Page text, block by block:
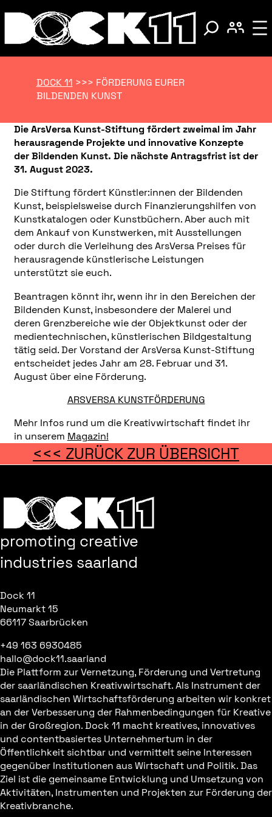
DOCK 11 >>> FÖRDERUNG EURER
BILDENDEN KUNST
Die ArsVersa Kunst-Stiftung fördert zweimal im Jahr
herausragende Projekte und innovative Konzepte
der Bildenden Kunst. Die nächste Antragsfrist ist der
31. August 2023.
Die Stiftung fördert Künstler:innen der Bildenden
Kunst, beispielsweise durch Finanzierungshilfen von
Kunstkatalogen oder Kunstbüchern. Aber auch mit
dem Ankauf von Kunstwerken, mit Ausstellungen
oder durch die Verleihung des ArsVersa Preises für
herausragende künstlerische Leistungen
unterstützt sie euch.
Beantragen könnt ihr, wenn ihr in den Bereichen der
Bildenden Kunst, insbesondere der Malerei und
deren Grenzbereiche wie der Objektkunst oder der
medientechnischen, künstlerischen Bildgestaltung
tätig seid. Der Vorstand der ArsVersa Kunst-Stiftung
entscheidet jedes Jahr am 28. Februar und 31.
August über eine Förderung.
ARSVERSA KUNSTFÖRDERUNG
Mehr Infos rund um die Kreativwirtschaft findet ihr
in unserem Magazin!
<<< ZURÜCK ZUR ÜBERSICHT
promoting creative
industries saarland
Dock 11
Neumarkt 15
66117 Saarbrücken
+49 163 6930485
hallo@dock11.saarland
Die Plattform zur Vernetzung, Förderung und Vertretung
der saarländischen Kreativwirtschaft. Als Instrument der
saarländischen Wirtschaftsförderung arbeiten wir konkret
an der Verbesserung der Rahmenbedingungen für Kreative
in der Großregion. Dock 11 macht kreatives, innovatives
und contentbasiertes Unternehmertum in der
Öffentlichkeit sichtbar und vermittelt seine Interessen
gegenüber Institutionen aus Wirtschaft und Politik. Das
Ziel ist die gemeinsame Entwicklung und Umsetzung von
Aktivitäten, Instrumenten und Projekten zur Förderung der
Kreativbranche.